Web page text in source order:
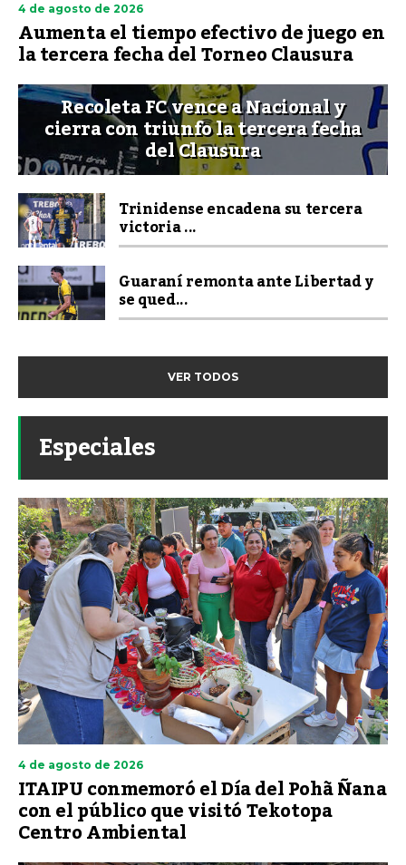
4 de agosto de 2026
Aumenta el tiempo efectivo de juego en
la tercera fecha del Torneo Clausura
Recoleta FC vence a Nacional y
cierra con triunfo la tercera fecha
del Clausura
Trinidense encadena su tercera
victoria ...
Guaraní remonta ante Libertad y
se qued...
VER TODOS
Especiales
4 de agosto de 2026
ITAIPU conmemoró el Día del Pohã Ñana
con el público que visitó Tekotopa
Centro Ambiental